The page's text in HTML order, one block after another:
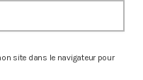
site dans le navigateur pour